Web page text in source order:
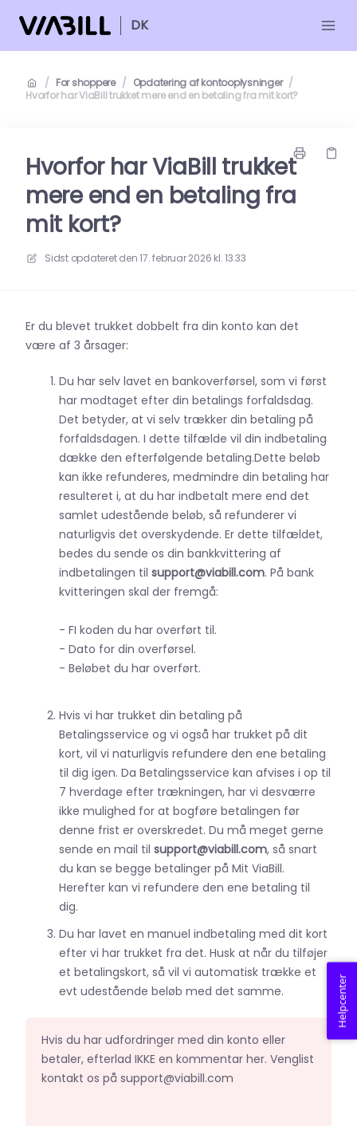
DK
/ For shoppere / Opdatering af kontooplysninger /
Hvorfor har ViaBill trukket mere end en betaling fra mit kort?
Hvorfor har ViaBill trukket
mere end en betaling fra
mit kort?
Sidst opdateret den17. februar 2026 kl. 13.33
Er du blevet trukket dobbelt fra din konto kan det
være af 3 årsager:
Du har selv lavet en bankoverførsel, som vi først
har modtaget efter din betalings forfaldsdag.
Det betyder, at vi selv trækker din betaling på
forfaldsdagen. I dette tilfælde vil din indbetaling
dække den efterfølgende betaling.Dette beløb
kan ikke refunderes, medmindre din betaling har
resulteret i, at du har indbetalt mere end det
samlet udestående beløb, så refunderer vi
naturligvis det overskydende. Er dette tilfældet,
bedes du sende os din bankkvittering af
indbetalingen til support@viabill.com. På bank
kvitteringen skal der fremgå:
- FI koden du har overført til.
- Dato for din overførsel.
- Beløbet du har overført.
Hvis vi har trukket din betaling på
Betalingsservice og vi også har trukket på dit
kort, vil vi naturligvis refundere den ene betaling
til dig igen. Da Betalingsservice kan afvises i op til
7 hverdage efter trækningen, har vi desværre
ikke mulighed for at bogføre betalingen før
denne frist er overskredet. Du må meget gerne
sende en mail til support@viabill.com, så snart
du kan se begge betalinger på Mit ViaBill.
Herefter kan vi refundere den ene betaling til
dig.
Du har lavet en manuel indbetaling med dit kort
efter vi har trukket fra det. Husk at når du tilføjer
et betalingskort, så vil vi automatisk trække et
evt udestående beløb med det samme.
Hvis du har udfordringer med din konto eller
betaler, efterlad IKKE en kommentar her. Venglist
kontakt os på support@viabill.com
Helpcenter